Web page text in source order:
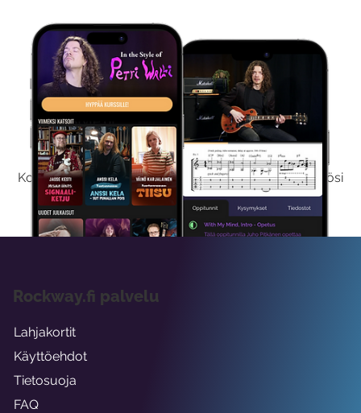
Kokeile Ilmaiseksi
Kokeilemalla ilmaiseksi saat koko sisältömme käyttöösi
viikon ajaksi.
Rockway.fi palvelu
Lahjakortit
Käyttöehdot
Tietosuoja
FAQ